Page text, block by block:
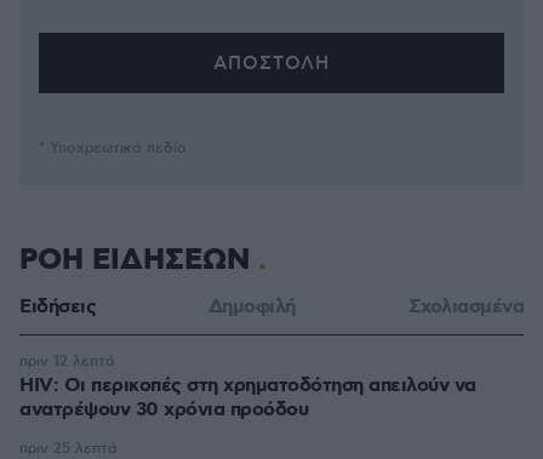
* Υποχρεωτικά πεδία
ΡΟΗ ΕΙΔΗΣΕΩΝ
Ειδήσεις Δημοφιλή Σχολιασμένα
HIV: Οι περικοπές στη χρηματοδότηση απειλούν να
ανατρέψουν 30 χρόνια προόδου
πριν 12 λεπτά
πριν 25 λεπτά